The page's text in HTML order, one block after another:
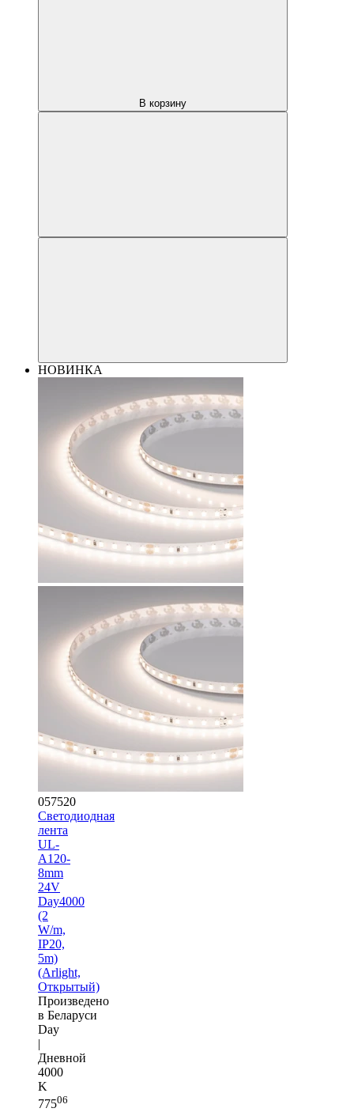
В корзину
НОВИНКА
057520
Светодиодная
лента
UL-
A120-
8mm
24V
Day4000
(2
W/m,
IP20,
5m)
(Arlight,
Открытый)
Произведено
в Беларуси
Day
|
Дневной
4000
K
77506